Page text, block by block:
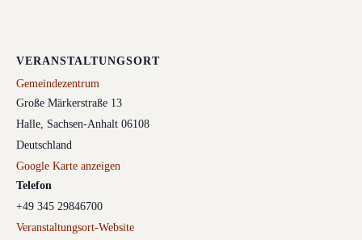
VERANSTALTUNGSORT
Gemeindezentrum
Große Märkerstraße 13
Halle, Sachsen-Anhalt 06108
Deutschland
Google Karte anzeigen
Telefon
+49 345 29846700
Veranstaltungsort-Website